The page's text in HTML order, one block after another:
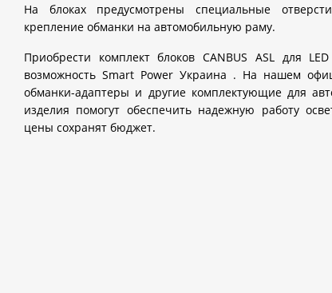
На блоках предусмотрены специальные
крепление обманки на автомобильную раму.
Приобрести комплект блоков CANBUS ASL для
возможность Smart Power Украина . На нашем
обманки-адаптеры и другие комплектующие для
изделия помогут обеспечить надежную работу
цены сохранят бюджет.